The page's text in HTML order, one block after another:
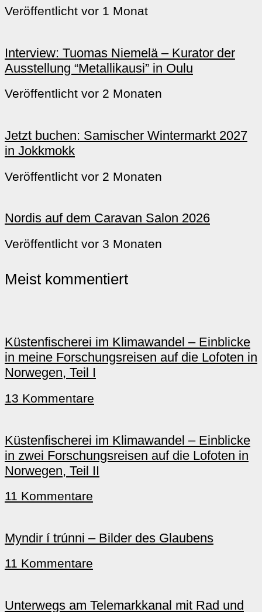
Veröffentlicht vor 1 Monat
Interview: Tuomas Niemelä – Kurator der
Ausstellung “Metallikausi” in Oulu
Veröffentlicht vor 2 Monaten
Jetzt buchen: Samischer Wintermarkt 2027
in Jokkmokk
Veröffentlicht vor 2 Monaten
Nordis auf dem Caravan Salon 2026
Veröffentlicht vor 3 Monaten
Meist kommentiert
Küstenfischerei im Klimawandel – Einblicke
in meine Forschungsreisen auf die Lofoten in
Norwegen, Teil I
13 Kommentare
Küstenfischerei im Klimawandel – Einblicke
in zwei Forschungsreisen auf die Lofoten in
Norwegen, Teil II
11 Kommentare
Myndir í trúnni – Bilder des Glaubens
11 Kommentare
Unterwegs am Telemarkkanal mit Rad und